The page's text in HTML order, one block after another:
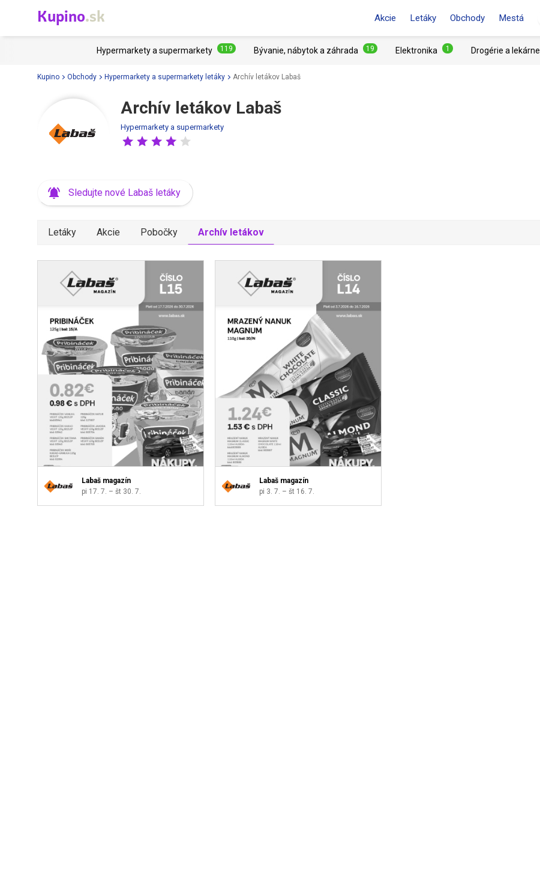
Kupino.sk Akcie Letáky Obchody Mestá
Hypermarkety a supermarkety 119 Bývanie, nábytok a záhrada 19 Elektronika 1 Drogérie a lekárne
Kupino Obchody Hypermarkety a supermarkety letáky Archív letákov Labaš
Archív letákov Labaš
Hypermarkety a supermarkety
Sledujte nové Labaš letáky
Letáky Akcie Pobočky Archív letákov
Labaš magazín
pi 17. 7. – št 30. 7.
Labaš magazín
pi 3. 7. – št 16. 7.